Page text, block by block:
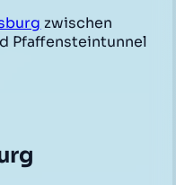
zwischen
Pfaffensteintunnel